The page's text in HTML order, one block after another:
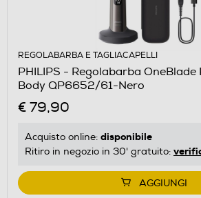
REGOLABARBA E TAGLIACAPELLI
PHILIPS - Regolabarba OneBlade
Body QP6652/61-Nero
€ 79,90
Acquisto online: disponibile
Ritiro in negozio in 30' gratuito:
AGGIUNGI